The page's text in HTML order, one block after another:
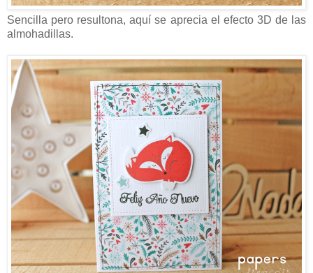
Sencilla pero resultona, aquí se aprecia el efecto 3D de las
almohadillas.